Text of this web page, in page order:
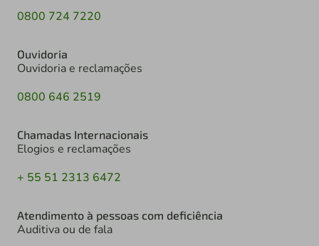
0800 724 7220
Ouvidoria
Ouvidoria e reclamações
0800 646 2519
Chamadas Internacionais
Elogios e reclamações
+ 55 51 2313 6472
Atendimento à pessoas com deficiência
Auditiva ou de fala